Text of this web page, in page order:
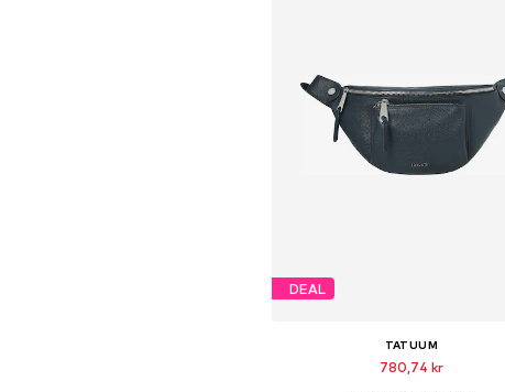
DEAL
TATUUM
780,74 kr